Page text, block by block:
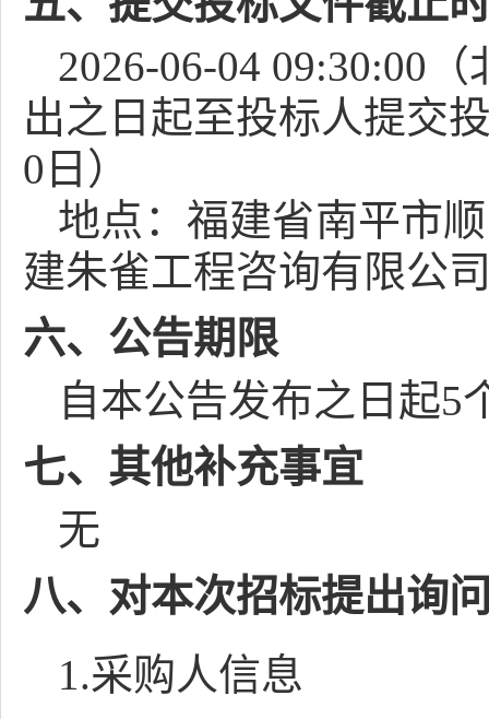
2026-06-04 09:30:00
出之日起至投标人提交
0日）
地点： 福建省南平市
建朱雀工程咨询有限公
六、公告期限
自本公告发布之日起5
七、其他补充事宜
无
八、对本次招标提出询
1.采购人信息